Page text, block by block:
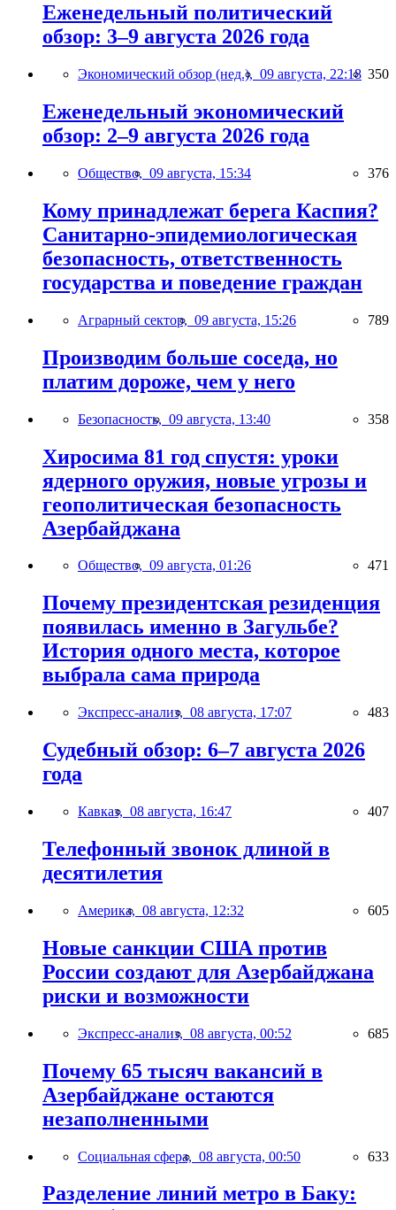
Еженедельный политический
обзор: 3–9 августа 2026 года
Экономический обзор (нед.), 09 августа, 22:18 350
Еженедельный экономический
обзор: 2–9 августа 2026 года
Общество, 09 августа, 15:34 376
Кому принадлежат берега Каспия?
Санитарно-эпидемиологическая
безопасность, ответственность
государства и поведение граждан
Аграрный сектор, 09 августа, 15:26 789
Производим больше соседа, но
платим дороже, чем у него
Безопасность, 09 августа, 13:40 358
Хиросима 81 год спустя: уроки
ядерного оружия, новые угрозы и
геополитическая безопасность
Азербайджана
Общество, 09 августа, 01:26 471
Почему президентская резиденция
появилась именно в Загульбе?
История одного места, которое
выбрала сама природа
Экспресс-анализ, 08 августа, 17:07 483
Судебный обзор: 6–7 августа 2026
года
Кавказ, 08 августа, 16:47 407
Телефонный звонок длиной в
десятилетия
Америка, 08 августа, 12:32 605
Новые санкции США против
России создают для Азербайджана
риски и возможности
Экспресс-анализ, 08 августа, 00:52 685
Почему 65 тысяч вакансий в
Азербайджане остаются
незаполненными
Социальная сфера, 08 августа, 00:50 633
Разделение линий метро в Баку: